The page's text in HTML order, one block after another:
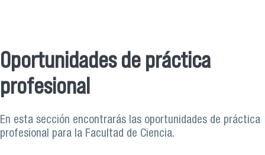
Oportunidades de práctica
profesional
En esta sección encontrarás las oportunidades de práctica
profesional para la Facultad de Ciencia.